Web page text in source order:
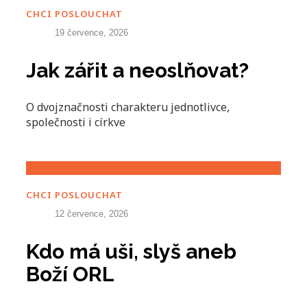
CHCI POSLOUCHAT
19 července, 2026
Jak zářit a neoslňovat?
O dvojznačnosti charakteru jednotlivce,
společnosti i církve
CHCI POSLOUCHAT
12 července, 2026
Kdo má uši, slyš aneb
Boží ORL